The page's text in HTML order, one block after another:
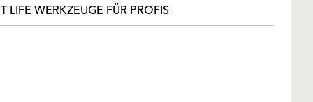
LIFE WERKZEUGE FÜR PROFIS